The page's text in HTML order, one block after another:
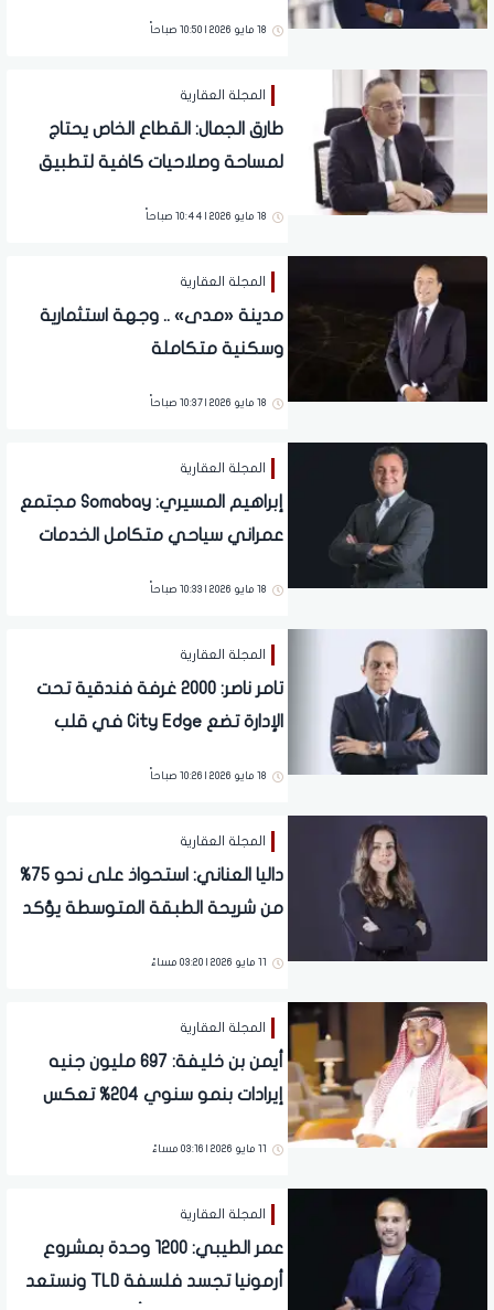
جودة المنتج والانضباط التشغيلي
18 مايو 2026 | 10:50 صباحاً
المجلة العقارية
طارق الجمال: القطاع الخاص يحتاج
لمساحة وصلاحيات كافية لتطبيق
18 مايو 2026 | 10:44 صباحاً
المجلة العقارية
مدينة «مدى» .. وجهة استثمارية
وسكنية متكاملة
18 مايو 2026 | 10:37 صباحاً
المجلة العقارية
إبراهيم المسيري: Somabay مجتمع
عمراني سياحي متكامل الخدمات
ملايين متر مربع وشريط ساحلي
18 مايو 2026 | 10:33 صباحاً
المجلة العقارية
تامر ناصر: 2000 غرفة فندقية تحت
الإدارة تضع City Edge في قلب
منظومة المدن الجديدة المتكاملة
18 مايو 2026 | 10:26 صباحاً
المجلة العقارية
داليا العناني: استحواذ على نحو 75%
من شريحة الطبقة المتوسطة يؤكد
الفئة الأكثر تأثيرًا في السوق
11 مايو 2026 | 03:20 مساءً
المجلة العقارية
أيمن بن خليفة: 697 مليون جنيه
إيرادات بنمو سنوي 204% تعكس
لتدفقات نقدية مستقرة
11 مايو 2026 | 03:16 مساءً
المجلة العقارية
عمر الطيبي: 1200 وحدة بمشروع
أرمونيا تجسد فلسفة TLD ونستعد